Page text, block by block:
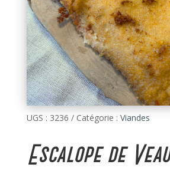
UGS : 3236 Catégorie : Viandes
Escalope de Veau